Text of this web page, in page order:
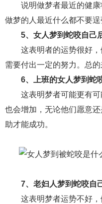
说明做梦者最近的健康
做梦的人最近什么都不要
5、女人梦到蛇咬自己
这表明者的运势很好，
需要付出一定的努力。总的
6、上班的女人梦到蛇
这表明梦者可能更有可
也会增加，无论他们愿意
助才能成功。
7、老妇人梦到蛇咬自
这表明梦者运势不好，